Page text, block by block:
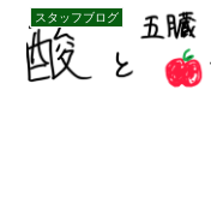
スタッフブログ